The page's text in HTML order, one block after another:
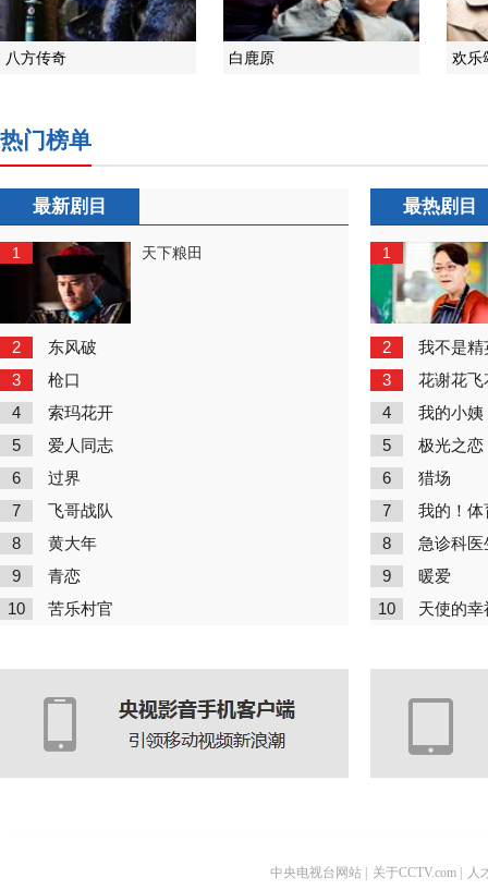
八方传奇 白鹿原 欢乐
热门榜单
最新剧目
1 天下粮田
2 东风破
3 枪口
4 索玛花开
5 爱人同志
6 过界
7 飞哥战队
8 黄大年
9 青恋
10 苦乐村官
最热剧目
1
2 我不是精
3 花谢花飞
4 我的小姨
5 极光之恋
6 猎场
7 我的！体
8 急诊科医
9 暖爱
10 天使的幸
中央电视台网站 关于CCTV.com 人